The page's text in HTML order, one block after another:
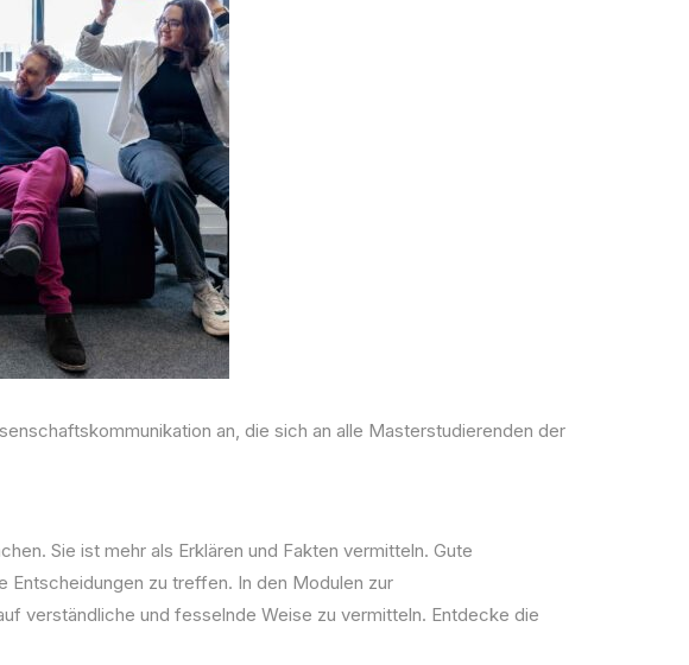
an, die sich an alle Masterstudierenden der
Sie ist mehr als Erklären und Fakten vermitteln. Gute
Entscheidungen zu treffen. In den Modulen zur
verständliche und fesselnde Weise zu vermitteln. Entdecke die